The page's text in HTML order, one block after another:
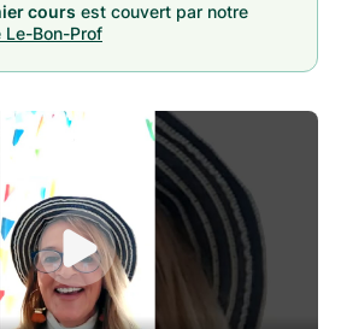
cours est couvert par notre
Le-Bon-Prof